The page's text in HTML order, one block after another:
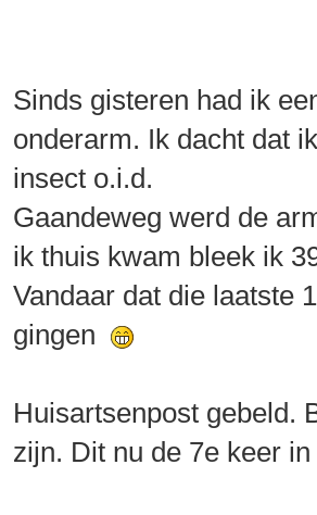
Sinds gisteren had ik
onderarm. Ik dacht dat
insect o.i.d.
Gaandeweg werd de
ik thuis kwam bleek ik
Vandaar dat die laatste
gingen
Huisartsenpost gebeld.
zijn. Dit nu de 7e keer